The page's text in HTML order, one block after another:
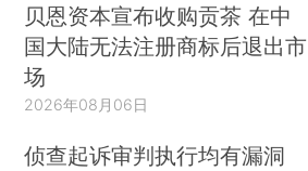
贝恩资本宣布收购贡茶 在中
国大陆无法注册商标后退出市
场
2026年08月06日
侦查起诉审判执行均有漏洞